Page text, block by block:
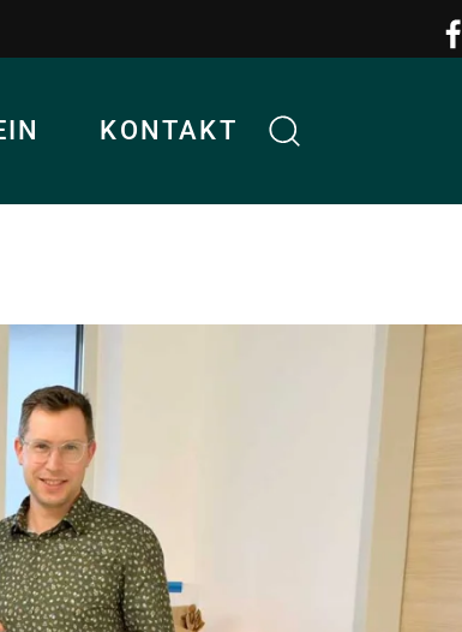
KONTAKT